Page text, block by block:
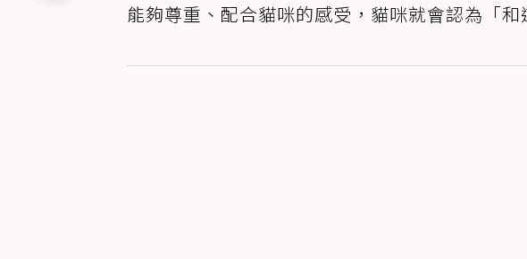
能夠尊重、配合貓咪的感受，貓咪就會認為「